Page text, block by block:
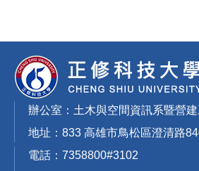
辦公室：土木與空間資訊系暨營
地址：833 高雄市鳥松區澄清路
電話：7358800#3102